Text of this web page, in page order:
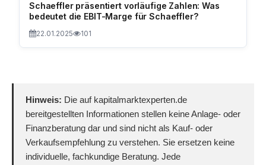
Schaeffler präsentiert vorläufige Zahlen: Was
bedeutet die EBIT-Marge für Schaeffler?
22.01.2025 101
Hinweis: Die auf kapitalmarktexperten.de
bereitgestellten Informationen stellen keine Anlage- oder
Finanzberatung dar und sind nicht als Kauf- oder
Verkaufsempfehlung zu verstehen. Sie ersetzen keine
individuelle, fachkundige Beratung. Jede